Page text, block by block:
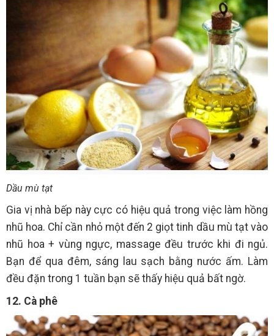
Dầu mù tạt
Gia vị nhà bếp này cực có hiệu quả trong việc làm hồng
nhũ hoa. Chỉ cần nhỏ một đến 2 giọt tinh dầu mù tạt vào
nhũ hoa + vùng ngực, massage đều trước khi đi ngủ.
Bạn để qua đêm, sáng lau sạch bằng nước ấm. Làm
đều đặn trong 1 tuần bạn sẽ thấy hiệu quả bất ngờ.
12. Cà phê